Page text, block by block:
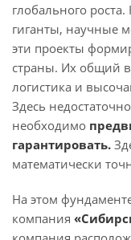
глобального
гиганты, научные
эти проекты
страны. Их общий
логистика и
Здесь
необходимо
гарантировать.
математически
На этом
компания